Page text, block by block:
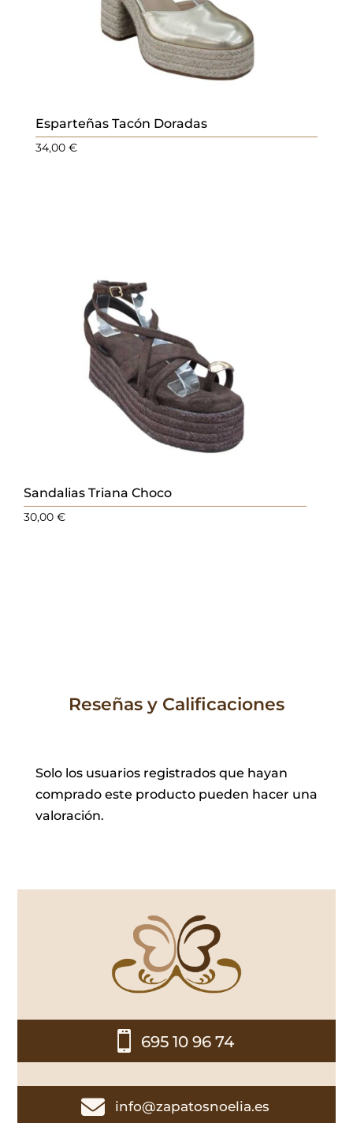
Esparteñas Tacón Doradas
34,00 €
Sandalias Triana Choco
30,00€
Reseñas y Calificaciones
Solo los usuarios registrados que hayan
comprado este producto pueden hacer una
valoración.
 695 10 96 74
 info@zapatosnoelia.es